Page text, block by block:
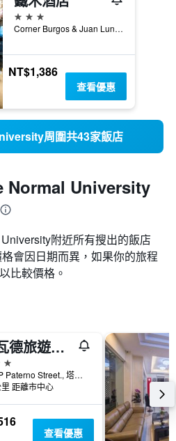
3星級
Corner Burgos & Juan Luna Streets, 塔克洛班市, 菲律賓
NT$1,386
查看優惠
周圍共43家飯店
Normal University
附近所有搜出的飯店
會因日期而異，如果你的旅程
比較價格。
黑瓦德旅遊旅館
118 P Paterno Street., 塔克洛班市, 菲律賓
距離市中心
查看優惠